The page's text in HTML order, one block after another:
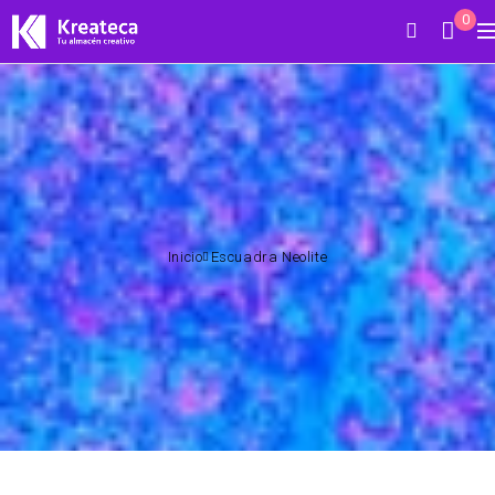
0
Inicio Escuadra Neolite